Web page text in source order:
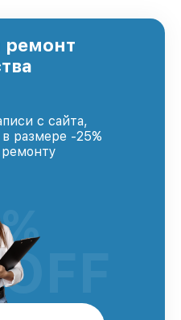
ремонт
с сайта,
размере -25%
ремонту
%
OFF